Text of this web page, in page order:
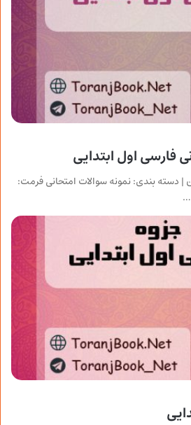
فارسی اول ابتدایی
دسته بندی: نمونه سوالات امتحانی فرمت: